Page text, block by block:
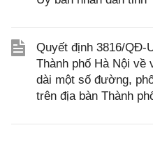
Quyết định 3816/QĐ-
Thành phố Hà Nội về
dài một số đường,
trên địa bàn Thành